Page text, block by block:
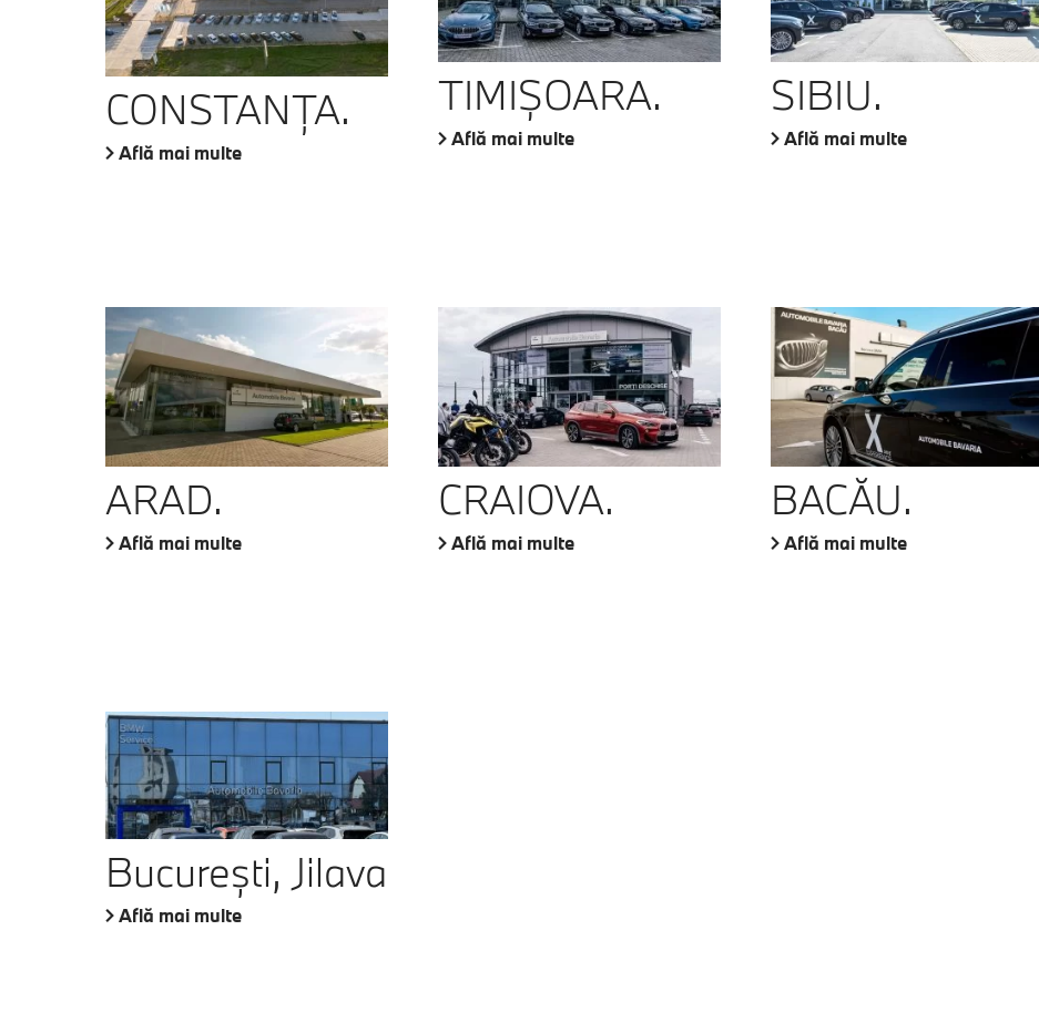
CONSTANŢA.
Află mai multe
TIMIŞOARA.
Află mai multe
SIBIU.
Află mai multe
ARAD.
Află mai multe
CRAIOVA.
Află mai multe
BACĂU.
Află mai multe
București, Jilava
Află mai multe